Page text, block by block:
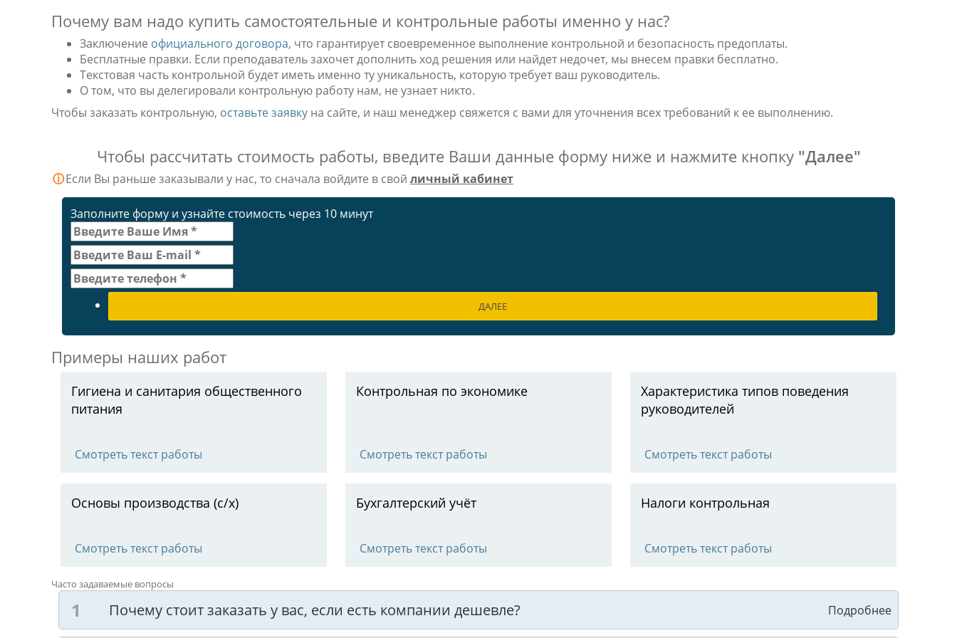
Почему вам надо купить самостоятельные и контрольные работы именно у нас?
Заключение официального договора, что гарантирует своевременное выполнение контрольной и безопасность предоплаты.
Бесплатные правки. Если преподаватель захочет дополнить ход решения или найдет недочет, мы внесем правки бесплатно.
Текстовая часть контрольной будет иметь именно ту уникальность, которую требует ваш руководитель.
О том, что вы делегировали контрольную работу нам, не узнает никто.
Чтобы заказать контрольную, оставьте заявку на сайте, и наш менеджер свяжется с вами для уточнения всех требований к ее выполнению.
Чтобы рассчитать стоимость работы, введите Ваши данные форму ниже и нажмите кнопку "Далее"
ⓘЕсли Вы раньше заказывали у нас, то сначала войдите в свой личный кабинет
Заполните форму и узнайте стоимость через 10 минут
ДАЛЕЕ
Примеры наших работ
Гигиена и санитария общественного
питания
Смотреть текст работы
Контрольная по экономике
Смотреть текст работы
Характеристика типов поведения
руководителей
Смотреть текст работы
Основы производства (с/х)
Смотреть текст работы
Бухгалтерский учёт
Смотреть текст работы
Налоги контрольная
Смотреть текст работы
Часто задаваемые вопросы
Почему стоит заказать у вас, если есть компании дешевле?